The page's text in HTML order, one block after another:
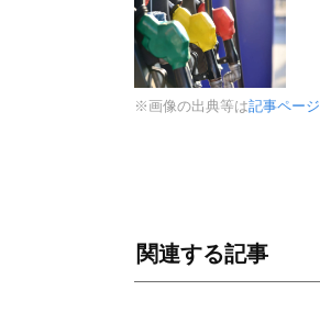
※画像の出典等は記事ページ
関連する記事